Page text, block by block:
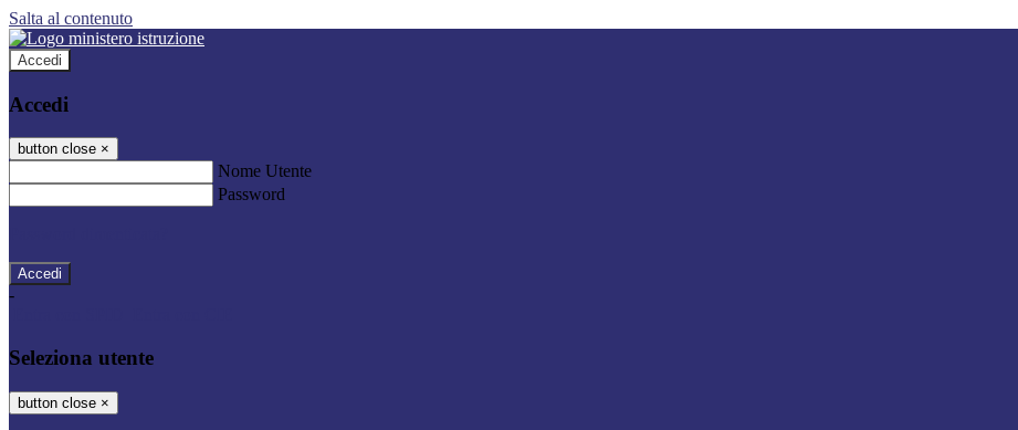
Salta al contenuto
Accedi
Accedi
button close ×
Nome Utente
Password
-
Seleziona utente
button close ×